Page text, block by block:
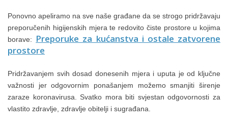
Ponovno apeliramo na sve naše građane da se strogo pridržavaju
preporučenih higijenskih mjera te redovito čiste prostore u kojima
borave:
Preporuke za kućanstva i ostale zatvorene
prostore
Pridržavanjem svih dosad donesenih mjera i uputa je od ključne
važnosti jer odgovornim ponašanjem možemo smanjiti širenje
zaraze koronavirusa. Svatko mora biti svjestan odgovornosti za
vlastito zdravlje, zdravlje obitelji i sugrađana.